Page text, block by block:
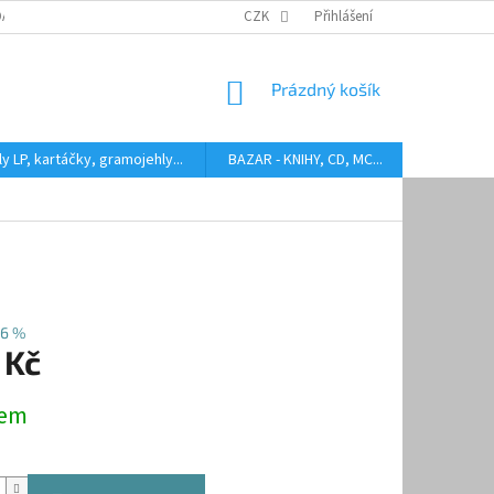
HODNOCENÍ STAVU BAZAROVÝCH LP AUDIOKAZETY ANEB
CZK Přihlášení
NÁKUPNÍ
Prázdný košík
LP, kartáčky, gramojehly... BAZAR - KNIHY, CD, MC...
%